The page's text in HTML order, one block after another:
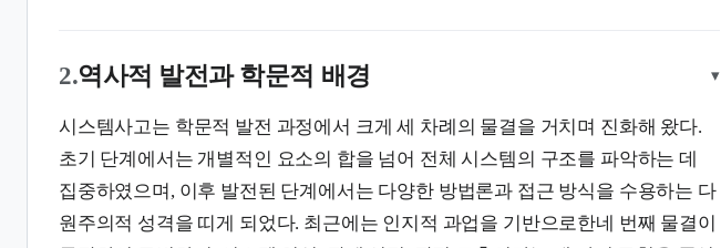
2.역사적 발전과 학문적 배경 ▾
시스템사고는 학문적 발전 과정에서 크게 세 차례의 물결을 거치며 진화해 왔다.
초기 단계에서는 개별적인 요소의 합을 넘어 전체 시스템의 구조를 파악하는 데
집중하였으며, 이후 발전된 단계에서는 다양한 방법론과 접근 방식을 수용하는 다
원주의적 성격을 띠게 되었다. 최근에는 인지적 과업을 기반으로한네 번째 물결이